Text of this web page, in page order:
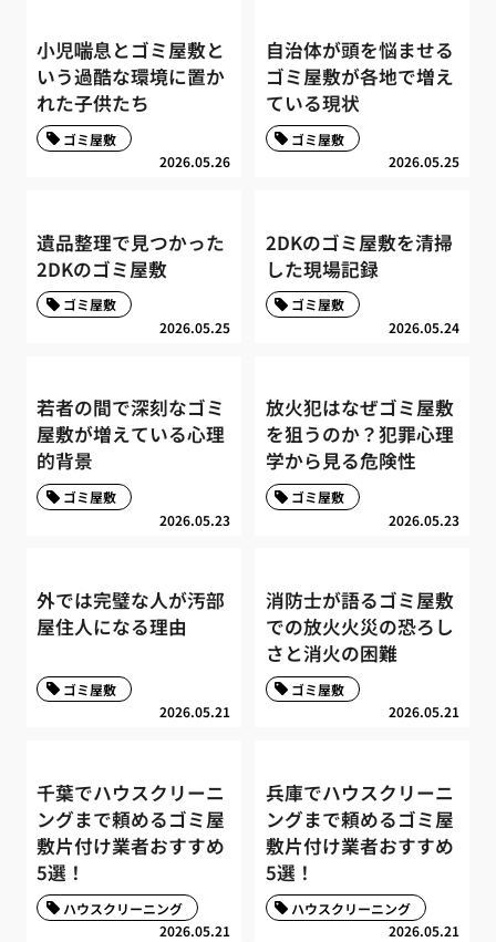
小児喘息とゴミ屋敷と
いう過酷な環境に置か
れた子供たち
2026.05.26
ゴミ屋敷
自治体が頭を悩ませる
ゴミ屋敷が各地で増え
ている現状
2026.05.25
ゴミ屋敷
遺品整理で見つかった
2DKのゴミ屋敷
2026.05.25
ゴミ屋敷
2DKのゴミ屋敷を清掃
した現場記録
2026.05.24
ゴミ屋敷
若者の間で深刻なゴミ
屋敷が増えている心理
的背景
2026.05.23
ゴミ屋敷
放火犯はなぜゴミ屋敷
を狙うのか？犯罪心理
学から見る危険性
2026.05.23
ゴミ屋敷
外では完璧な人が汚部
屋住人になる理由
2026.05.21
ゴミ屋敷
消防士が語るゴミ屋敷
での放火火災の恐ろし
さと消火の困難
2026.05.21
ゴミ屋敷
千葉でハウスクリーニ
ングまで頼めるゴミ屋
敷片付け業者おすすめ
5選！
2026.05.21
ハウスクリーニング
兵庫でハウスクリーニ
ングまで頼めるゴミ屋
敷片付け業者おすすめ
5選！
2026.05.21
ハウスクリーニング